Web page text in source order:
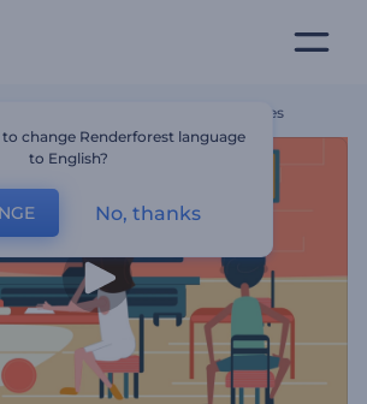
Herramientas Para Promos Infantiles
change Renderforest language
to English?
No, thanks